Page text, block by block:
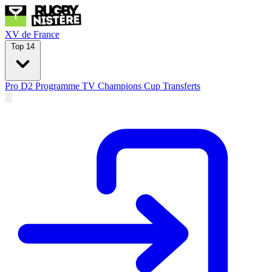
XV de France
Top 14
Pro D2 Programme TV Champions Cup Transferts